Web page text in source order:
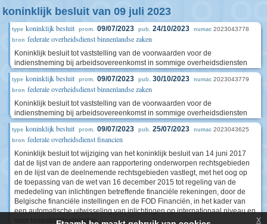
koninklijk besluit van 09 juli 2023
type koninklijk besluit prom. 09/07/2023 pub. 24/10/2023 numac 2023043778
bron federale overheidsdienst binnenlandse zaken
Koninklijk besluit tot vaststelling van de voorwaarden voor de
indienstneming bij arbeidsovereenkomst in sommige overheidsdiensten
type koninklijk besluit prom. 09/07/2023 pub. 30/10/2023 numac 2023043779
bron federale overheidsdienst binnenlandse zaken
Koninklijk besluit tot vaststelling van de voorwaarden voor de
indienstneming bij arbeidsovereenkomst in sommige overheidsdiensten
type koninklijk besluit prom. 09/07/2023 pub. 25/07/2023 numac 2023043625
bron federale overheidsdienst financien
Koninklijk besluit tot wijziging van het koninklijk besluit van 14 juni 2017
dat de lijst van de andere aan rapportering onderworpen rechtsgebieden
en de lijst van de deelnemende rechtsgebieden vastlegt, met het oog op
de toepassing van de wet van 16 december 2015 tot regeling van de
mededeling van inlichtingen betreffende financiële rekeningen, door de
Belgische financiële instellingen en de FOD Financiën, in het kader van
een automatische uitwisseling van inlichtingen op internationaal niveau en
voor belastingdoeleinden
x